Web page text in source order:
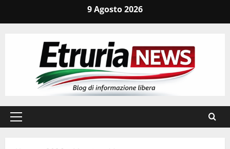
9 Agosto 2026
Menu